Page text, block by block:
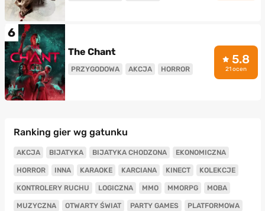
6
The Chant
PRZYGODOWA AKCJA HORROR
5.8
21 ocen
Ranking gier wg gatunku
AKCJA BIJATYKA BIJATYKA CHODZONA EKONOMICZNA
HORROR INNA KARAOKE KARCIANA KINECT KOLEKCJE
KONTROLERY RUCHU LOGICZNA MMO MMORPG MOBA
MUZYCZNA OTWARTY ŚWIAT PARTY GAMES PLATFORMOWA